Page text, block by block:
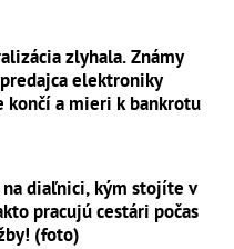
zlyhala. Známy
elektroniky
končí a mieri k bankrotu
na diaľnici, kým stojíte v
pracujú cestári počas
(foto)